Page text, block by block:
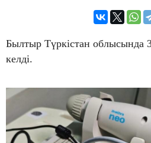
Былтыр Түркістан облысында
келді.